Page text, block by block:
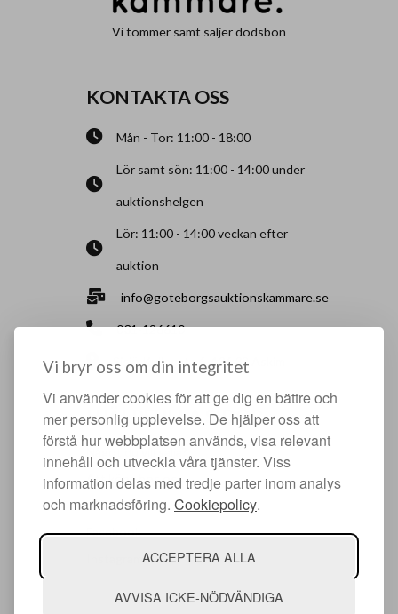
Vi bryr oss om din integritet
Vi använder cookies för att ge dig en bättre och
mer personlig upplevelse. De hjälper oss att
förstå hur webbplatsen används, visa relevant
innehåll och utveckla våra tjänster. Viss
information delas med tredje parter inom analys
och marknadsföring. Cookiepolicy.
ACCEPTERA ALLA
AVVISA ICKE-NÖDVÄNDIGA
Vi tömmer samt säljer dödsbon
KONTAKTA OSS
Mån - Tor: 11:00 - 18:00
Lör samt sön: 11:00 - 14:00 under
auktionshelgen
Lör: 11:00 - 14:00 veckan efter
auktion
info@goteborgsauktionskammare.se
031-126610
Sisjö Kullegata 6, 436 32 Askim
HJÄLPFULLA SIDOR
Något du vill sälja?
Att köpa hos oss
Om oss
Facebook
Instagram